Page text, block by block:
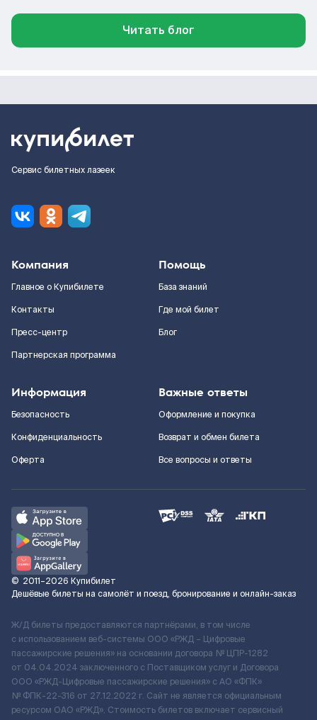
Читать блог
Сервис билетных лазеек
Компания
Главное о Купибилете
Контакты
Пресс-центр
Партнерская программа
Помощь
База знаний
Где мой билет
Блог
Информация
Безопасность
Конфиденциальность
Оферта
Важные ответы
Оформление и покупка
Возврат и обмен билета
Все вопросы и ответы
© 2011–2026 Купибилет
Дешёвые билеты на самолёт и поезд, бронирование и онлайн-заказ
Ж/Д билеты предоставляются партнёрами, в том числе
с использованием веб-системы ООО «РЖД – Цифровые
пассажирские решения» на основании договора № ЦПР-1282
от 04.04.2024 заключенного с Поставщиком услуг и Договора
ООО «РЖД-Цифровые пассажирские решения» c АО «ФПК»
№ ФПК-22-316 от 27.12.2022 г. Сайт не является официальным
ресурсом ОАО «РЖД». Стоимость билетов включает сервисный